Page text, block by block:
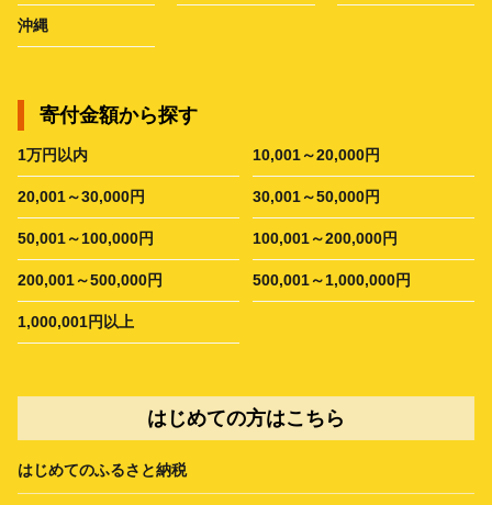
沖縄
寄付金額から探す
1万円以内 10,001～20,000円
20,001～30,000円 30,001～50,000円
50,001～100,000円 100,001～200,000円
200,001～500,000円 500,001～1,000,000円
1,000,001円以上
はじめての方はこちら
はじめてのふるさと納税